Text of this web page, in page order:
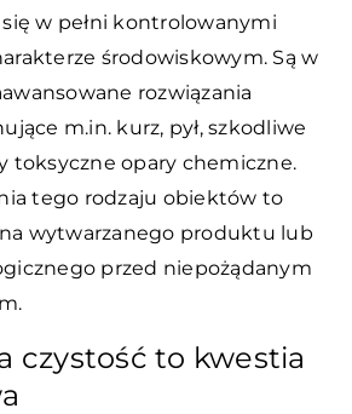
w pełni kontrolowanymi
środowiskowym. Są w
rozwiązania
m.in. kurz, pył, szkodliwe
toksyczne opary chemiczne.
tego rodzaju obiektów to
wytwarzanego produktu lub
przed niepożądanym
czystość to kwestia